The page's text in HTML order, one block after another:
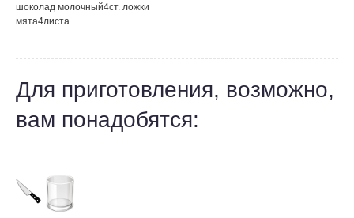
шоколад молочный4ст. ложки
мята4листа
Для приготовления, возможно,
вам понадобятся: